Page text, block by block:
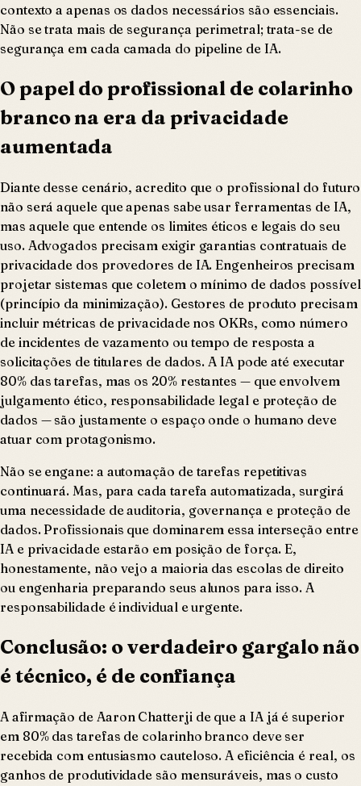
contexto a apenas os dados necessários são essenciais.
Não se trata mais de segurança perimetral; trata-se de
segurança em cada camada do pipeline de IA.
O papel do profissional de colarinho
branco na era da privacidade
aumentada
Diante desse cenário, acredito que o profissional do futuro
não será aquele que apenas sabe usar ferramentas de IA,
mas aquele que entende os limites éticos e legais do seu
uso. Advogados precisam exigir garantias contratuais de
privacidade dos provedores de IA. Engenheiros precisam
projetar sistemas que coletem o mínimo de dados possível
(princípio da minimização). Gestores de produto precisam
incluir métricas de privacidade nos OKRs, como número
de incidentes de vazamento ou tempo de resposta a
solicitações de titulares de dados. A IA pode até executar
80% das tarefas, mas os 20% restantes — que envolvem
julgamento ético, responsabilidade legal e proteção de
dados — são justamente o espaço onde o humano deve
atuar com protagonismo.
Não se engane: a automação de tarefas repetitivas
continuará. Mas, para cada tarefa automatizada, surgirá
uma necessidade de auditoria, governança e proteção de
dados. Profissionais que dominarem essa interseção entre
IA e privacidade estarão em posição de força. E,
honestamente, não vejo a maioria das escolas de direito
ou engenharia preparando seus alunos para isso. A
responsabilidade é individual e urgente.
Conclusão: o verdadeiro gargalo não
é técnico, é de confiança
A afirmação de Aaron Chatterji de que a IA já é superior
em 80% das tarefas de colarinho branco deve ser
recebida com entusiasmo cauteloso. A eficiência é real, os
ganhos de produtividade são mensuráveis, mas o custo